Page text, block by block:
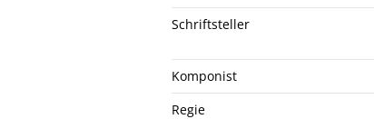
Schriftsteller
Komponist
Regie